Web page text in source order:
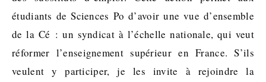
étudiants de Sciences Po d’avoir une vue d’ensemble
de la Cé : un syndicat à l’échelle nationale, qui veut
réformer l’enseignement supérieur en France. S’ils
veulent y participer, je les invite à rejoindre la